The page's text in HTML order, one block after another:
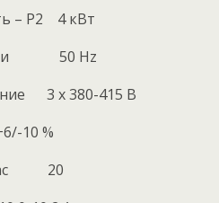
– P2 4 кВт
50 Hz
3 x 380-415 В
10 %
час 20